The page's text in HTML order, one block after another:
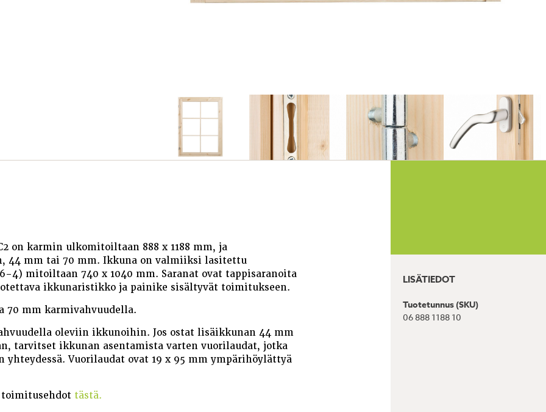
on karmin ulkomitoiltaan 888 x 1188 mm, ja
44 mm tai 70 mm. Ikkuna on valmiiksi lasitettu
mitoiltaan 740 x 1040 mm. Saranat ovat tappisaranoita
ikkunaristikko ja painike sisältyvät toimitukseen.
70 mm karmivahvuudella.
oleviin ikkunoihin. Jos ostat lisäikkunan 44 mm
tarvitset ikkunan asentamista varten vuorilaudat, jotka
Vuorilaudat ovat 19 x 95 mm ympärihöylättyä
tästä.
LISÄTIEDOT
Tuotetunnus (SKU)
06 888 1188 10